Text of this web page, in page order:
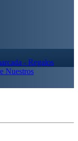
- Regalos
Nuestros